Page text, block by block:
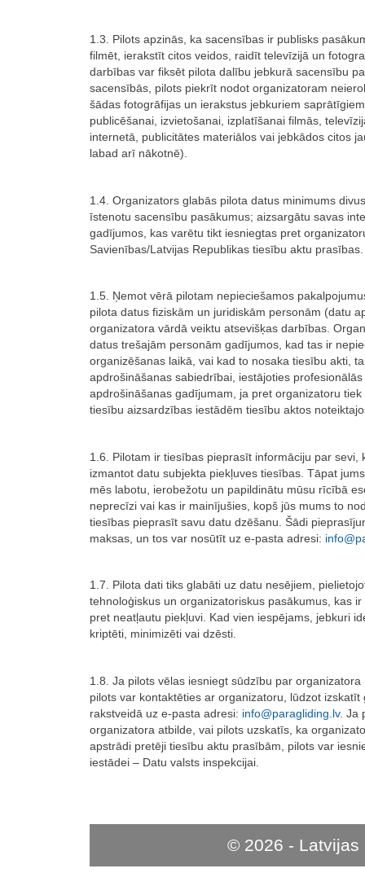
1.3. Pilots apzinās, ka sacensības ir publisks
filmēt, ierakstīt citos veidos, raidīt televīzijā un
darbības var fiksēt pilota dalību jebkurā sacensību
sacensībās, pilots piekrīt nodot organizatoram
šādas fotogrāfijas un ierakstus jebkuriem
publicēšanai, izvietošanai, izplatīšanai filmās,
internetā, publicitātes materiālos vai jebkādos citos
labad arī nākotnē).
1.4. Organizators glabās pilota datus minimums
īstenotu sacensību pasākumus; aizsargātu savas
gadījumos, kas varētu tikt iesniegtas pret
Savienības/Latvijas Republikas tiesību aktu prasības.
1.5. Ņemot vērā pilotam nepieciešamos
pilota datus fiziskām un juridiskām personām (datu
organizatora vārdā veiktu atsevišķas darbības.
datus trešajām personām gadījumos, kad tas ir
organizēšanas laikā, vai kad to nosaka tiesību akti,
apdrošināšanas sabiedrībai, iestājoties
apdrošināšanas gadījumam, ja pret organizatoru
tiesību aizsardzības iestādēm tiesību aktos
1.6. Pilotam ir tiesības pieprasīt informāciju par sevi,
izmantot datu subjekta piekļuves tiesības. Tāpat
mēs labotu, ierobežotu un papildinātu mūsu rīcībā
neprecīzi vai kas ir mainījušies, kopš jūs mums to
tiesības pieprasīt savu datu dzēšanu. Šādi
maksas, un tos var nosūtīt uz e-pasta adresi:
1.7. Pilota dati tiks glabāti uz datu nesējiem,
tehnoloģiskus un organizatoriskus pasākumus, kas
pret neatļautu piekļuvi. Kad vien iespējams, jebkuri
kriptēti, minimizēti vai dzēsti.
1.8. Ja pilots vēlas iesniegt sūdzību par
pilots var kontaktēties ar organizatoru, lūdzot
rakstveidā uz e-pasta adresi: info@paragliding.lv. Ja
organizatora atbilde, vai pilots uzskatīs, ka
apstrādi pretēji tiesību aktu prasībām, pilots var
iestādei – Datu valsts inspekcijai.
© 2026 - Latvijas